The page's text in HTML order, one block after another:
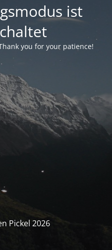
ist
you for your patience!
Pickel 2026